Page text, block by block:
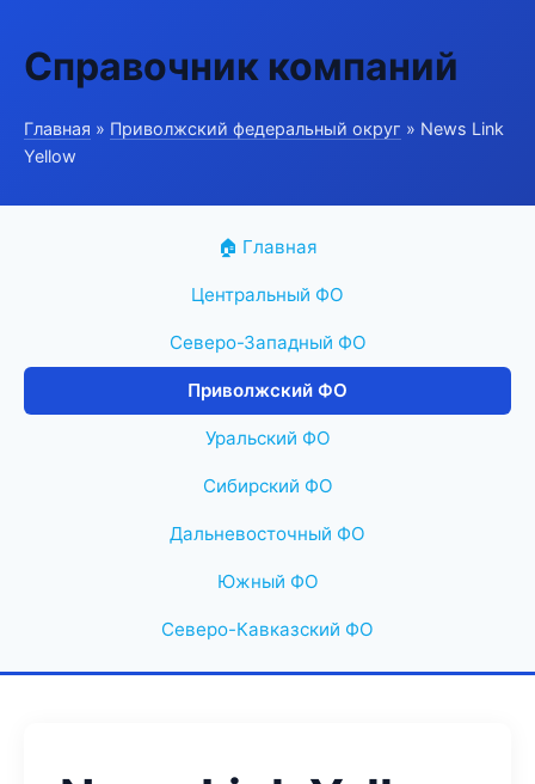
Справочник компаний
Главная » Приволжский федеральный округ » News Link
Yellow
🏠 Главная
Центральный ФО
Северо-Западный ФО
Приволжский ФО
Уральский ФО
Сибирский ФО
Дальневосточный ФО
Южный ФО
Северо-Кавказский ФО